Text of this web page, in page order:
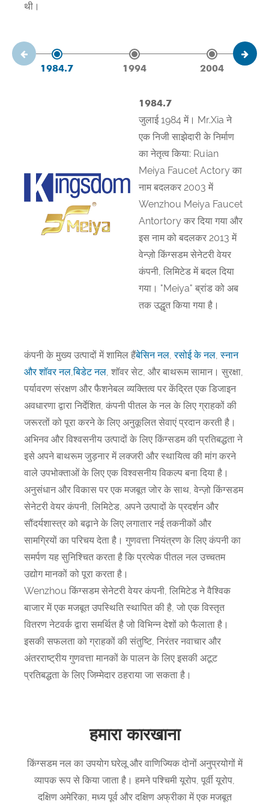
थी।
1984.7 1994 2004
1984.7
जुलाई 1984 में। Mr.Xia ने
एक निजी साझेदारी के निर्माण
का नेतृत्व किया: Ruian
Meiya Faucet Actory का
नाम बदलकर 2003 में
Wenzhou Meiya Faucet
Antortory कर दिया गया और
इस नाम को बदलकर 2013 में
वेन्ज़ो किंग्सडम सेनेटरी वेयर
कंपनी, लिमिटेड में बदल दिया
गया। "Meiya" ब्रांड को अब
तक उद्धृत किया गया है।
कंपनी के मुख्य उत्पादों में शामिल हैंबेसिन नल,रसोई के नल,स्नान
और शॉवर नल,बिडेट नल, शॉवर सेट, और बाथरूम सामान। सुरक्षा,
पर्यावरण संरक्षण और फैशनेबल व्यक्तित्व पर केंद्रित एक डिजाइन
अवधारणा द्वारा निर्देशित, कंपनी पीतल के नल के लिए ग्राहकों की
जरूरतों को पूरा करने के लिए अनुकूलित सेवाएं प्रदान करती है।
अभिनव और विश्वसनीय उत्पादों के लिए किंग्सडम की प्रतिबद्धता ने
इसे अपने बाथरूम जुड़नार में लक्जरी और स्थायित्व की मांग करने
वाले उपभोक्ताओं के लिए एक विश्वसनीय विकल्प बना दिया है।
अनुसंधान और विकास पर एक मजबूत जोर के साथ, वेन्ज़ो किंग्सडम
सेनेटरी वेयर कंपनी, लिमिटेड, अपने उत्पादों के प्रदर्शन और
सौंदर्यशास्त्र को बढ़ाने के लिए लगातार नई तकनीकों और
सामग्रियों का परिचय देता है। गुणवत्ता नियंत्रण के लिए कंपनी का
समर्पण यह सुनिश्चित करता है कि प्रत्येक पीतल नल उच्चतम
उद्योग मानकों को पूरा करता है।
Wenzhou किंग्सडम सेनेटरी वेयर कंपनी, लिमिटेड ने वैश्विक
बाजार में एक मजबूत उपस्थिति स्थापित की है, जो एक विस्तृत
वितरण नेटवर्क द्वारा समर्थित है जो विभिन्न देशों को फैलाता है।
इसकी सफलता को ग्राहकों की संतुष्टि, निरंतर नवाचार और
अंतरराष्ट्रीय गुणवत्ता मानकों के पालन के लिए इसकी अटूट
प्रतिबद्धता के लिए जिम्मेदार ठहराया जा सकता है।
हमारा कारखाना
किंग्सडम नल का उपयोग घरेलू और वाणिज्यिक दोनों अनुप्रयोगों में
व्यापक रूप से किया जाता है। हमने पश्चिमी यूरोप, पूर्वी यूरोप,
दक्षिण अमेरिका, मध्य पूर्व और दक्षिण अफ्रीका में एक मजबूत